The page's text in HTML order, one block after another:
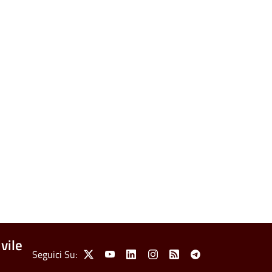
Social Menu
Seguici Su: X YoutubeLinkedinInstagram
Feed Telegram